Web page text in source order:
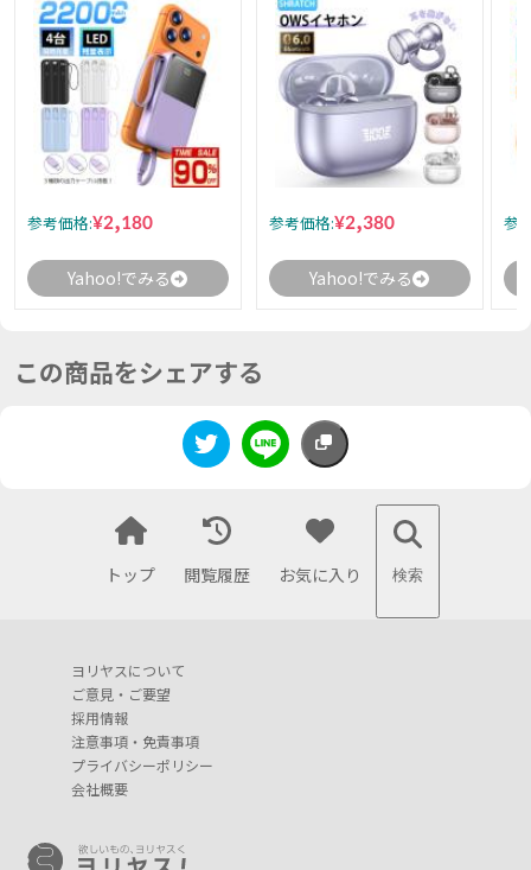
参考価格:¥2,180
Yahoo!でみる
参考価格:¥2,380
Yahoo!でみる
参
この商品をシェアする
トップ 閲覧履歴 お気に入り 検索
ヨリヤスについて
ご意見・ご要望
採用情報
注意事項・免責事項
プライバシーポリシー
会社概要